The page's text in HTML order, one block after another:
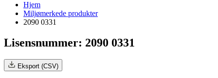
Hjem
Miljømerkede produkter
2090 0331
Lisensnummer: 2090 0331
Eksport (CSV)